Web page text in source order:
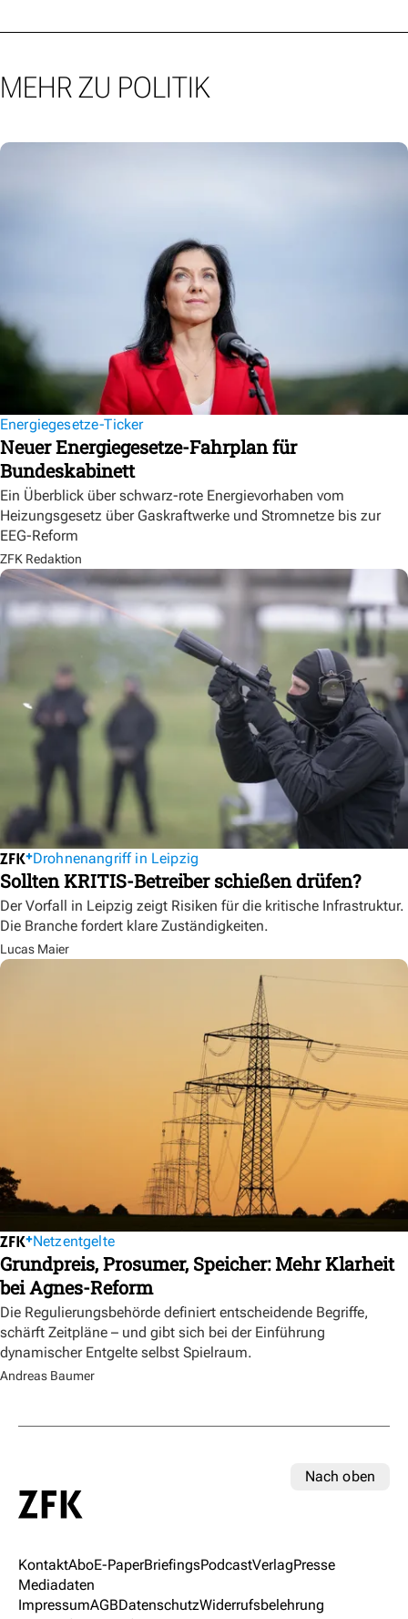
MEHR ZU POLITIK
Energiegesetze-Ticker
Neuer Energiegesetze-Fahrplan für
Bundeskabinett
Ein Überblick über schwarz-rote Energievorhaben vom
Heizungsgesetz über Gaskraftwerke und Stromnetze bis zur
EEG-Reform
ZFK Redaktion
Drohnenangriff in Leipzig
Sollten KRITIS-Betreiber schießen drüfen?
Der Vorfall in Leipzig zeigt Risiken für die kritische Infrastruktur.
Die Branche fordert klare Zuständigkeiten.
Lucas Maier
Netzentgelte
Grundpreis, Prosumer, Speicher: Mehr Klarheit
bei Agnes-Reform
Die Regulierungsbehörde definiert entscheidende Begriffe,
schärft Zeitpläne – und gibt sich bei der Einführung
dynamischer Entgelte selbst Spielraum.
Andreas Baumer
Nach oben
KontaktAboE-PaperBriefingsPodcastVerlagPresse
Mediadaten
ImpressumAGBDatenschutzWiderrufsbelehrung